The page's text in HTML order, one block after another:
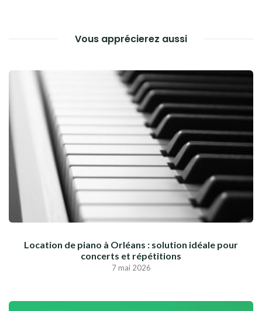
Vous apprécierez aussi
Location de piano à Orléans : solution idéale pour
concerts et répétitions
7 mai 2026